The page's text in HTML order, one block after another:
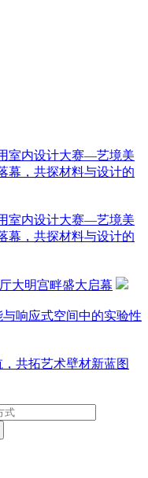
室内设计大赛—艺境美
幕，共探材料与设计的
室内设计大赛—艺境美
幕，共探材料与设计的
大明宫畔盛大启幕
响应式空间中的实验性
共拓艺术壁材新蓝图